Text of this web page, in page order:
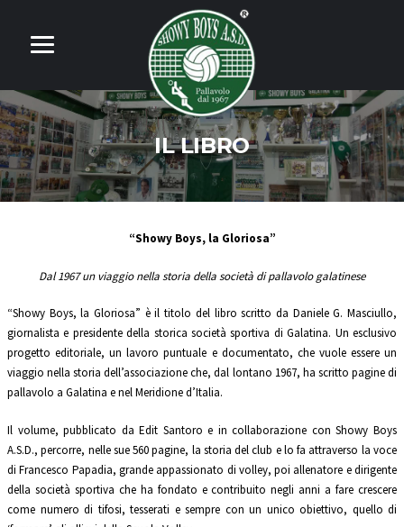
IL LIBRO
“Showy Boys, la Gloriosa”
Dal 1967 un viaggio nella storia della società di pallavolo galatinese
“Showy Boys, la Gloriosa” è il titolo del libro scritto da Daniele G. Masciullo,
giornalista e presidente della storica società sportiva di Galatina. Un esclusivo
progetto editoriale, un lavoro puntuale e documentato, che vuole essere un
viaggio nella storia dell’associazione che, dal lontano 1967, ha scritto pagine di
pallavolo a Galatina e nel Meridione d’Italia.
Il volume, pubblicato da Edit Santoro e in collaborazione con Showy Boys
A.S.D., percorre, nelle sue 560 pagine, la storia del club e lo fa attraverso la voce
di Francesco Papadia, grande appassionato di volley, poi allenatore e dirigente
della società sportiva che ha fondato e contribuito negli anni a fare crescere
come numero di tifosi, tesserati e sempre con un unico obiettivo, quello di